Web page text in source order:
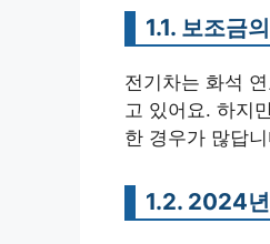
1.1. 보조금
전기차는 화석
고 있어요. 하지
한 경우가 많답
1.2. 2024